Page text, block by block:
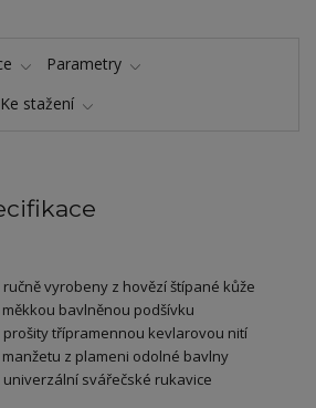
Parametry
Ke stažení
ručně vyrobeny z hovězí štípané kůže
měkkou bavlněnou podšívku
prošity třípramennou kevlarovou nití
manžetu z plameni odolné bavlny
univerzální svářečské rukavice